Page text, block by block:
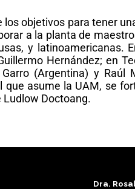
los objetivos para tener
a la planta de
y latinoamericanas.
Hernández; en
(Argentina) y
que asume la UAM, se
Ludlow Doctoang.
Dra.